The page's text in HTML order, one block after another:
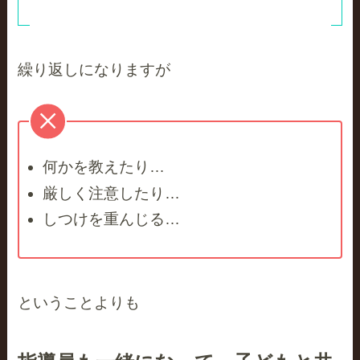
繰り返しになりますが
何かを教えたり…
厳しく注意したり…
しつけを重んじる…
ということよりも